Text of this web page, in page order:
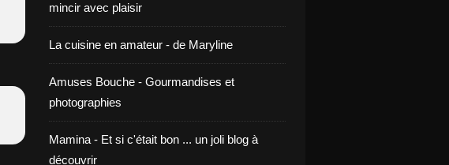
mincir avec plaisir
La cuisine en amateur - de Maryline
Amuses Bouche - Gourmandises et
photographies
Mamina - Et si c'était bon ... un joli blog à
découvrir